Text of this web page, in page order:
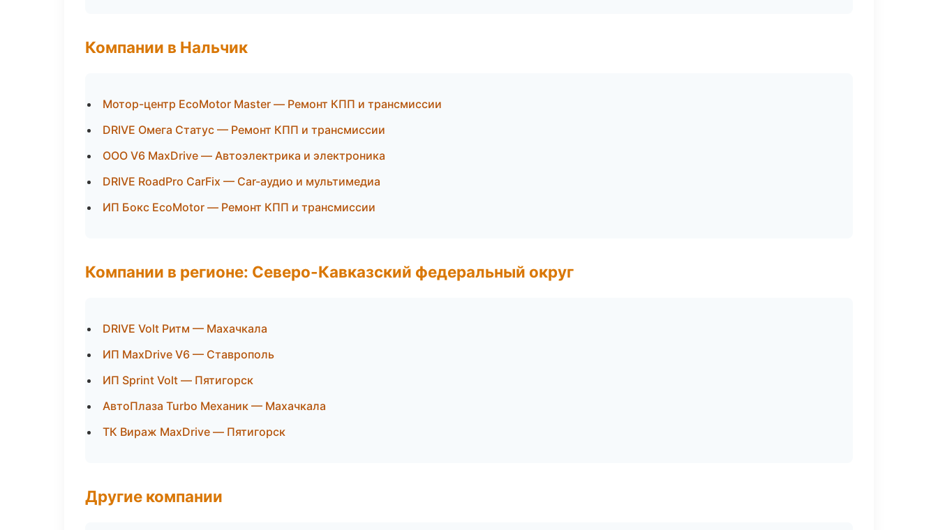
Компании в Нальчик
Мотор-центр EcoMotor Master — Ремонт КПП и трансмиссии
DRIVE Омега Статус — Ремонт КПП и трансмиссии
ООО V6 MaxDrive — Автоэлектрика и электроника
DRIVE RoadPro CarFix — Car-аудио и мультимедиа
ИП Бокс EcoMotor — Ремонт КПП и трансмиссии
Компании в регионе: Северо-Кавказский федеральный округ
DRIVE Volt Ритм — Махачкала
ИП MaxDrive V6 — Ставрополь
ИП Sprint Volt — Пятигорск
АвтоПлаза Turbo Механик — Махачкала
ТК Вираж MaxDrive — Пятигорск
Другие компании